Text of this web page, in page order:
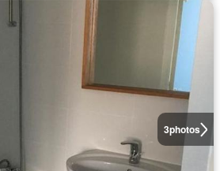
3photos